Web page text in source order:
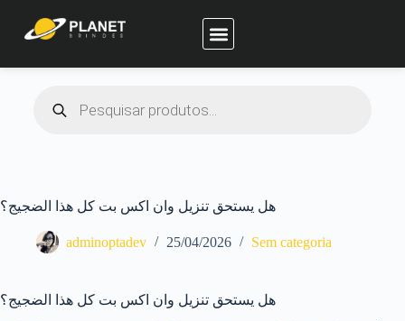
هل يستحق تنزيل وان اكس بت كل هذا الضجيج؟
adminoptadev 25/04/2026 Sem categoria
هل يستحق تنزيل وان اكس بت كل هذا الضجيج؟